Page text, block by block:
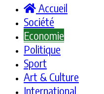
Accueil
Société
Economie
Politique
Sport
Art & Culture
International